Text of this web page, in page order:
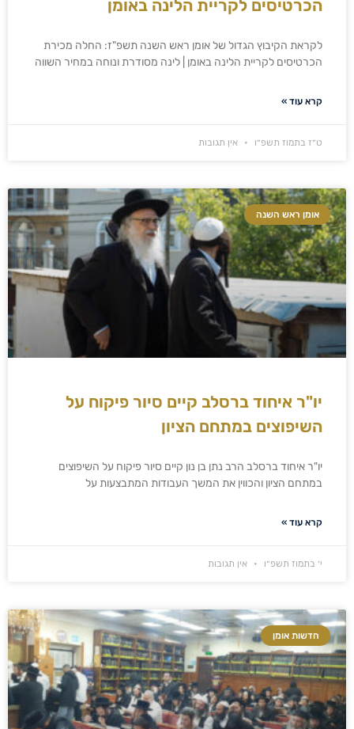
הכרטיסים לקריית הלינה באומן
לקראת הקיבוץ הגדול של אומן ראש השנה תשפ"ז: החלה מכירת
הכרטיסים לקריית הלינה באומן | לינה מסודרת ונוחה במחיר השווה
קרא עוד »
ט״ז בתמוז תשפ״ו אין תגובות
אומן ראש השנה
יו"ר איחוד ברסלב קיים סיור פיקוח על
השיפוצים במתחם הציון
יו"ר איחוד ברסלב הרב נתן בן נון קיים סיור פיקוח על השיפוצים
במתחם הציון והכווין את המשך העבודות המתבצעות על
קרא עוד »
י׳ בתמוז תשפ״ו אין תגובות
חדשות אומן